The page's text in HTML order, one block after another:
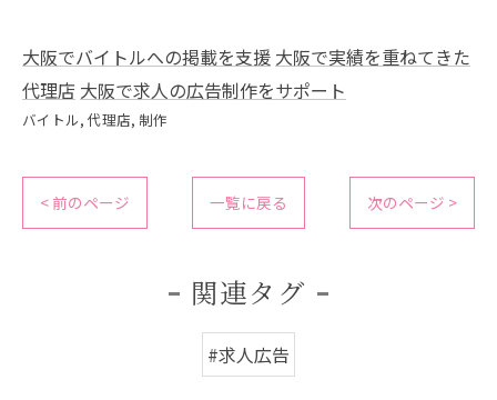
大阪でバイトルへの掲載を支援 大阪で実績を重ねてきた
代理店 大阪で求人の広告制作をサポート
バイトル 代理店 制作
< 前のページ 一覧に戻る 次のページ >
関連タグ
#求人広告